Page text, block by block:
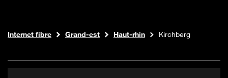
Boutique Orange
Internet fibre Grand-est Haut-rhin Kirchberg